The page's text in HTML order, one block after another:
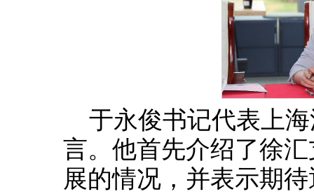
于永俊书记代表上
言。他首先介绍了徐
展的情况，并表示期